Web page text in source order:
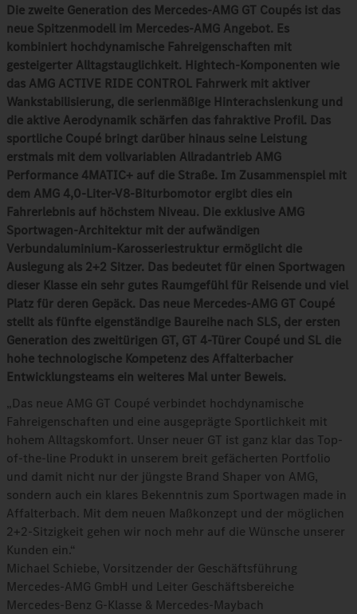
Die zweite Generation des Mercedes-AMG GT Coupés ist das
neue Spitzenmodell im Mercedes‑AMG Angebot. Es
kombiniert hochdynamische Fahreigenschaften mit
gesteigerter Alltagstauglichkeit. Hightech-Komponenten wie
das AMG ACTIVE RIDE CONTROL Fahrwerk mit aktiver
Wankstabilisierung, die serienmäßige Hinterachslenkung und
die aktive Aerodynamik schärfen das fahraktive Profil. Das
sportliche Coupé bringt darüber hinaus seine Leistung
erstmals mit dem vollvariablen Allradantrieb AMG
Performance 4MATIC+ auf die Straße. Im Zusammenspiel mit
dem AMG 4,0‑Liter-V8‑Biturbomotor ergibt dies ein
Fahrerlebnis auf höchstem Niveau. Die exklusive AMG
Sportwagen-Architektur mit der aufwändigen
Verbundaluminium-Karosseriestruktur ermöglicht die
Auslegung als 2+2 Sitzer. Das bedeutet für einen Sportwagen
dieser Klasse ein sehr gutes Raumgefühl für Reisende und viel
Platz für deren Gepäck. Das neue Mercedes‑AMG GT Coupé
stellt als fünfte eigenständige Baureihe nach SLS, der ersten
Generation des zweitürigen GT, GT 4‑Türer Coupé und SL die
hohe technologische Kompetenz des Affalterbacher
Entwicklungsteams ein weiteres Mal unter Beweis.
„Das neue AMG GT Coupé verbindet hochdynamische
Fahreigenschaften und eine ausgeprägte Sportlichkeit mit
hohem Alltagskomfort. Unser neuer GT ist ganz klar das Top-
of-the-line Produkt in unserem breit gefächerten Portfolio
und damit nicht nur der jüngste Brand Shaper von AMG,
sondern auch ein klares Bekenntnis zum Sportwagen made in
Affalterbach. Mit dem neuen Maßkonzept und der möglichen
2+2‑Sitzigkeit gehen wir noch mehr auf die Wünsche unserer
Kunden ein.“
Michael Schiebe, Vorsitzender der Geschäftsführung
Mercedes‑AMG GmbH und Leiter Geschäftsbereiche
Mercedes‑Benz G‑Klasse & Mercedes‑Maybach